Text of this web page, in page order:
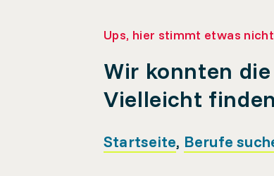
Ups, hier stimmt etwas
Wir konnten
Vielleicht
Startseite, Berufe